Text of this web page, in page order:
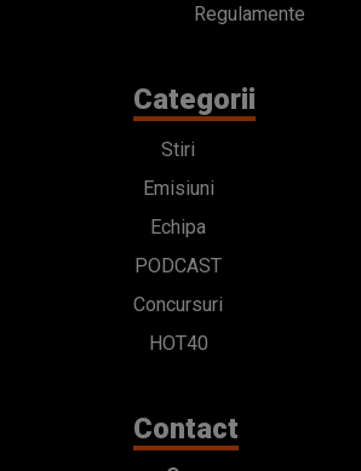
Regulamente
Categorii
Stiri
Emisiuni
Echipa
PODCAST
Concursuri
HOT40
Contact